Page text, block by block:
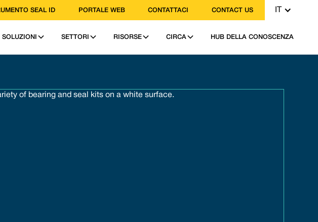
SEAL ID PORTALE WEB CONTATTACI CONTACT US
SOLUZIONI SETTORI RISORSE CIRCA HUB DELLA CONOSCENZA